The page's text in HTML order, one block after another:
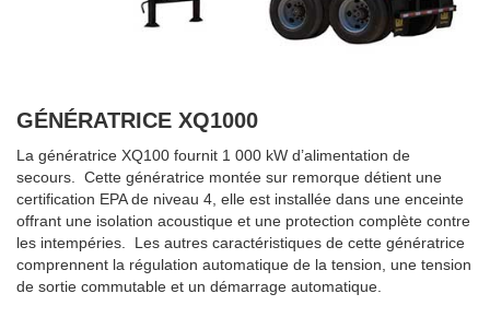
GÉNÉRATRICE XQ1000
La génératrice XQ100 fournit 1 000 kW d’alimentation de
secours. Cette génératrice montée sur remorque détient une
certification EPA de niveau 4, elle est installée dans une enceinte
offrant une isolation acoustique et une protection complète contre
les intempéries. Les autres caractéristiques de cette génératrice
comprennent la régulation automatique de la tension, une tension
de sortie commutable et un démarrage automatique.